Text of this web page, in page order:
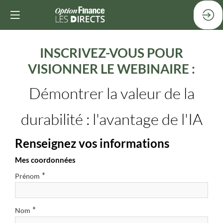
INSCRIVEZ-VOUS POUR
VISIONNER LE WEBINAIRE :
Démontrer la valeur de la
durabilité : l'avantage de l'IA
Renseignez vos informations
Mes coordonnées
Prénom *
Nom *